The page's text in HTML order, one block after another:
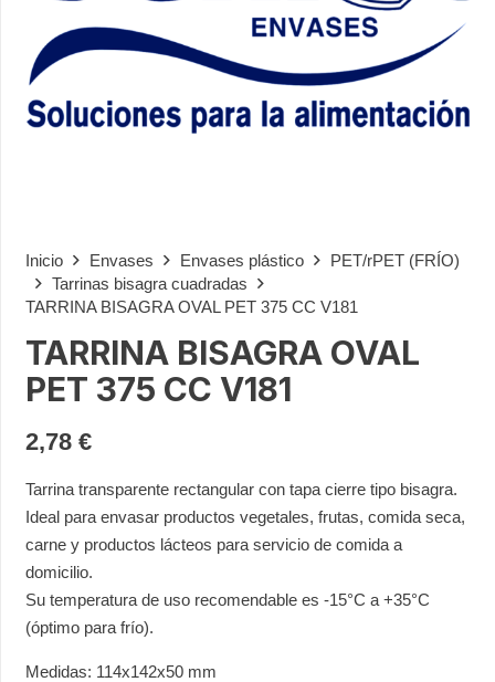
Inicio Envases Envases plástico
PET/rPET (FRÍO)
Tarrinas bisagra cuadradas
TARRINA BISAGRA OVAL PET 375 CC V181
TARRINA BISAGRA OVAL
PET 375 CC V181
2,78 €
Tarrina transparente rectangular con tapa cierre tipo bisagra.
Ideal para envasar productos vegetales, frutas, comida seca,
carne y productos lácteos para servicio de comida a
domicilio.
Su temperatura de uso recomendable es -15°C a +35°C
(óptimo para frío).
Medidas: 114x142x50 mm